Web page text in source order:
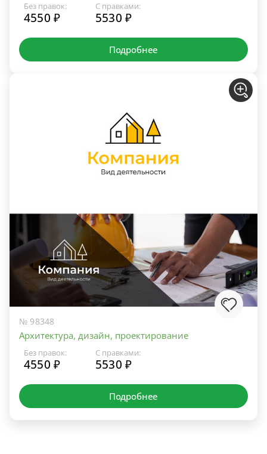
Без правок:
4550 ₽
С правками:
5530 ₽
Подробнее
№ 98348
Архитектура, дизайн, проектирование
Без правок:
4550 ₽
С правками:
5530 ₽
Подробнее